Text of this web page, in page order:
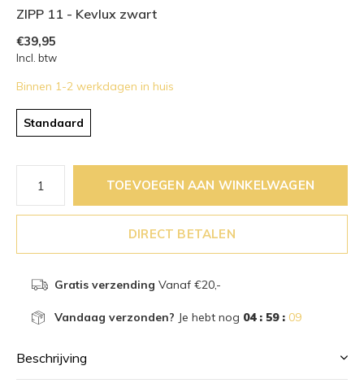
ZIPP 11 - Kevlux zwart
€39,95
Incl. btw
Binnen 1-2 werkdagen in huis
Standaard
TOEVOEGEN AAN WINKELWAGEN
DIRECT BETALEN
Gratis verzending Vanaf €20,-
Vandaag verzonden? Je hebt nog 04 : 59 : 09
Beschrijving